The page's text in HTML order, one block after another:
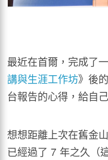
最近在首爾，完成了
講與生涯工作坊》後
台報告的心得，給自
想想距離上次在舊金山
已經過了 7 年之久（